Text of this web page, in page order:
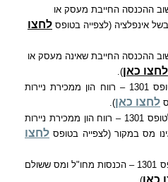
1301 – חישוב ההכנסה החייבת מעסק או
אינפלציה (לצפייה בטופס לחצו
1301 – חישוב ההכנסה החייבת שאינה מעסק או
לחצו כאן).
נספח ג לטופס 1301 – רווח הון ממכירת ניירות
לחצו כאן).
נספח ג(1) לטופס 1301 – רווח הון ממכירת ניירות
מס במקור (לצפייה בטופס לחצו
טופס 1324 – נספח ד לטופס 1301 – הכנסות מחו"ל ומס ששולם
כאן